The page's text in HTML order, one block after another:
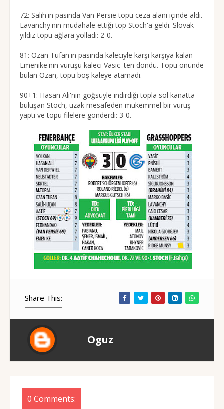
72: Salih'in pasında Van Persie topu ceza alanı içinde aldı.
Lavanchy'nin müdahale ettiği top Stoch'a geldi. Slovak
yıldız topu ağlara yolladı: 2-0.
81: Ozan Tufan'ın pasında kaleciyle karşı karşıya kalan
Emenike'nin vuruşu kaleci Vasic 'ten döndü. Topu önünde
bulan Ozan, topu boş kaleye atamadı.
90+1: Hasan Ali'nin göğsüyle indirdiği topla sol kanatta
buluşan Stoch, uzak mesafeden mükemmel bir vuruş
yaptı ve topu filelere gönderdi: 3-0.
Share This:
Oguz
0 Comments: